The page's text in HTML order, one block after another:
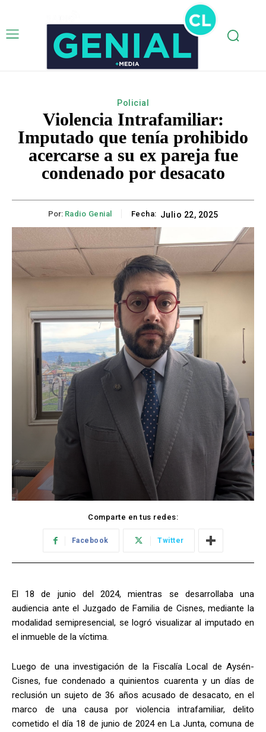
Policial
Violencia Intrafamiliar:
Imputado que tenía prohibido
acercarse a su ex pareja fue
condenado por desacato
Por: Radio Genial Fecha: Julio 22, 2025
Comparte en tus redes:
Facebook Twitter
El 18 de junio del 2024, mientras se desarrollaba una
audiencia ante el Juzgado de Familia de Cisnes, mediante la
modalidad semipresencial, se logró visualizar al imputado en
el inmueble de la víctima.
Luego de una investigación de la Fiscalía Local de Aysén-
Cisnes, fue condenado a quinientos cuarenta y un días de
reclusión un sujeto de 36 años acusado de desacato, en el
marco de una causa por violencia intrafamiliar, delito
cometido el día 18 de junio de 2024 en La Junta, comuna de